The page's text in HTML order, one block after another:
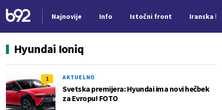
Najnovije Info Istočni front Iranska
Hyundai Ioniq
1 AKTUELNO
Svetska premijera: Hyundai ima novi hečbek
za Evropu! FOTO